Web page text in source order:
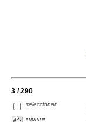
3 / 290
seleccionar
imprimir